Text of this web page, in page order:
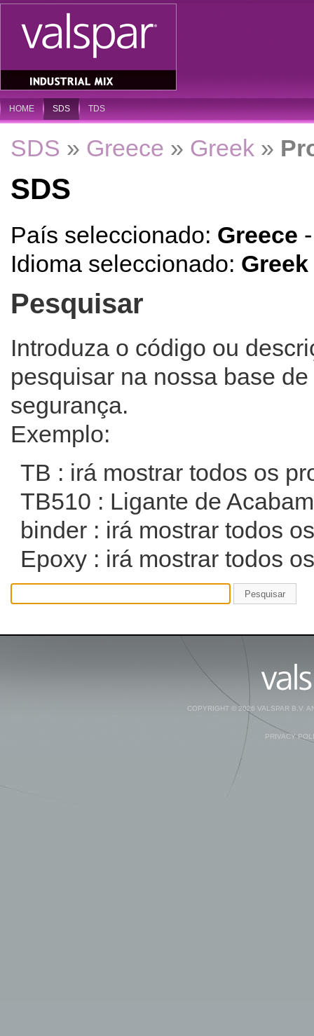
HOME SDS TDS
SDS » Greece » Greek »
SDS
País seleccionado: Greece
Idioma seleccionado: Greek
Pesquisar
Introduza o código ou
pesquisar na nossa base
segurança.
Exemplo:
TB : irá mostrar todos os
TB510 : Ligante de
binder : irá mostrar todos
Epoxy : irá mostrar todos
Pesquisar
COPYRIGHT © 2026 VALSPAR B.V.
PRIVACY